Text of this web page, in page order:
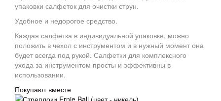
упаковки салфеток для очистки струн.
Удобное и недорогое средство.
Каждая салфетка в индивидуальной упаковке, можно
положить в чехол с инструментом и в нужный момент она
будет всегда под рукой. Салфетки для комплексного
ухода за инструментом просты и эффективны в
использовании.
Покупают вместе